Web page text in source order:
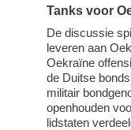
Tanks voor
De discussie
leveren aan
Oekraïne
de Duitse
militair
openhouden
lidstaten